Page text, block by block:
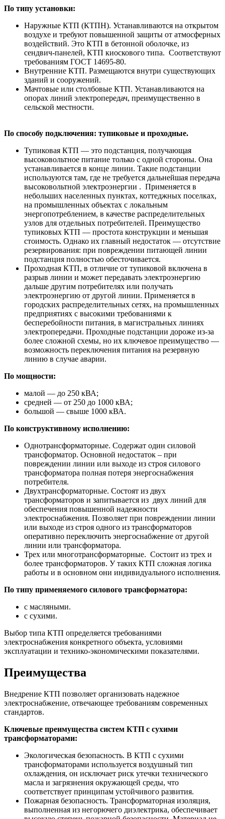
По типу установки:
Наружные КТП (КТПН). Устанавливаются на открытом
воздухе и требуют повышенной защиты от атмосферных
воздействий. Это КТП в бетонной оболочке, из
сендвич-панелей, КТП киоскового типа. Соответствуют
требованиям ГОСТ 14695-80.
Внутренние КТП. Размещаются внутри существующих
зданий и сооружений.
Мачтовые или столбовые КТП. Устанавливаются на
опорах линий электропередач, преимущественно в
сельской местности.
По способу подключения: тупиковые и проходные.
Тупиковая КТП — это подстанция, получающая
высоковольтное питание только с одной стороны. Она
устанавливается в конце линии. Такие подстанции
используются там, где не требуется дальнейшая передача
высоковольтной электроэнергии . Применяется в
небольших населенных пунктах, коттеджных поселках,
на промышленных объектах с локальным
энергопотреблением, в качестве распределительных
узлов для отдельных потребителей. Преимущество
тупиковых КТП — простота конструкции и меньшая
стоимость. Однако их главный недостаток — отсутствие
резервирования: при повреждении питающей линии
подстанция полностью обесточивается.
Проходная КТП, в отличие от тупиковой включена в
разрыв линии и может передавать электроэнергию
дальше другим потребителях или получать
электроэнергию от другой линии. Применяется в
городских распределительных сетях, на промышленных
предприятиях с высокими требованиями к
бесперебойности питания, в магистральных линиях
электропередачи. Проходные подстанции дороже из-за
более сложной схемы, но их ключевое преимущество —
возможность переключения питания на резервную
линию в случае аварии.
По мощности:
малой — до 250 кВА;
средней — от 250 до 1000 кВА;
большой — свыше 1000 кВА.
По конструктивному исполнению:
Однотрансформаторные. Содержат один силовой
трансформатор. Основной недостаток – при
повреждении линии или выходе из строя силового
трансформатора полная потеря энергоснабжения
потребителя.
Двухтрансформаторные. Состоят из двух
трансформаторов и запитывается из двух линий для
обеспечения повышенной надежности
электроснабжения. Позволяет при повреждении линии
или выходе из строя одного из трансформаторов
оперативно переключить энергоснабжение от другой
линии или трансформатора.
Трех или многотрансформаторные. Состоит из трех и
более трансформаторов. У таких КТП сложная логика
работы и в основном они индивидуального исполнения.
По типу применяемого силового трансформатора:
с масляными.
с сухими.
Выбор типа КТП определяется требованиями
электроснабжения конкретного объекта, условиями
эксплуатации и технико-экономическими показателями.
Преимущества
Внедрение КТП позволяет организовать надежное
электроснабжение, отвечающее требованиям современных
стандартов.
Ключевые преимущества систем КТП с сухими
трансформаторами:
Экологическая безопасность. В КТП с сухими
трансформаторами используется воздушный тип
охлаждения, он исключает риск утечки технического
масла и загрязнения окружающей среды, что
соответствует принципам устойчивого развития.
Пожарная безопасность. Трансформаторная изоляция,
выполненная из негорючего диэлектрика, обеспечивает